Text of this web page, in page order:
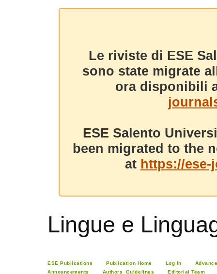
Le riviste di ESE
sono state migrate
ora disponibili
ESE Salento
been migrated to the
at https://
Lingue e
ESE Publications Publication Home Log In
Announcements
Authors_Guidelines Editorial Team